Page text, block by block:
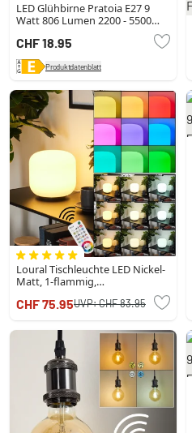
LED Glühbirne Pratoia E27 9
Watt 806 Lumen 2200 - 5500
CHF 18.95
Produktdatenblatt
Loural Tischleuchte LED Nickel-
Matt, 1-flammig,
Fernbedienung, Farbwechsler
CHF 75.95UVP:CHF 83.95